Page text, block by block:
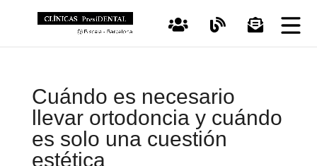
Cuándo es necesario
llevar ortodoncia y cuándo
es solo una cuestión
estética